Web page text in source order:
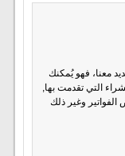
معنا، فهو يُمكنك
التي تقدمت بها,
وغير ذلك